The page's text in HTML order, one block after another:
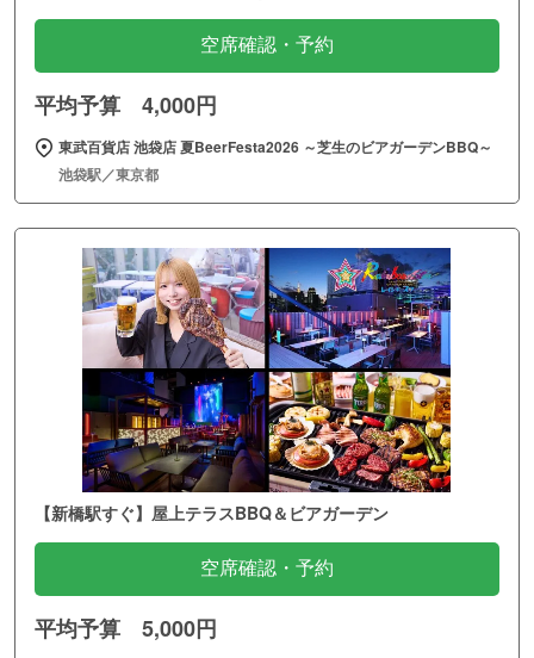
空席確認・予約
平均予算 4,000円
東武百貨店 池袋店 夏BeerFesta2026 ～芝生のビアガーデンBBQ～
池袋駅／東京都
【新橋駅すぐ】屋上テラスBBQ＆ビアガーデン
空席確認・予約
平均予算 5,000円